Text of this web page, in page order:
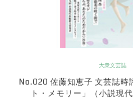
大衆文芸誌
No.020 佐藤知恵子 文芸誌時
ト・メモリー」（小説現